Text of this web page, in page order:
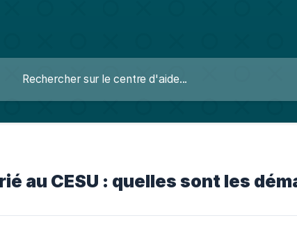
au CESU : quelles sont les